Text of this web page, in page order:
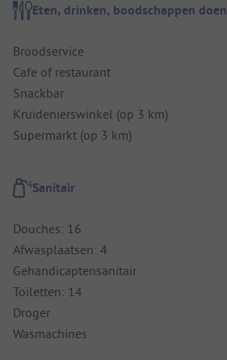
Eten, drinken, boodschappen doen
Broodservice
Cafe of restaurant
Snackbar
Kruidenierswinkel (op 3 km)
Supermarkt (op 3 km)
Sanitair
Douches: 16
Afwasplaatsen: 4
Gehandicaptensanitair
Toiletten: 14
Droger
Wasmachines